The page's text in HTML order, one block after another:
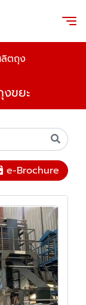
ลิตถุง
ขยะ
e-Brochure